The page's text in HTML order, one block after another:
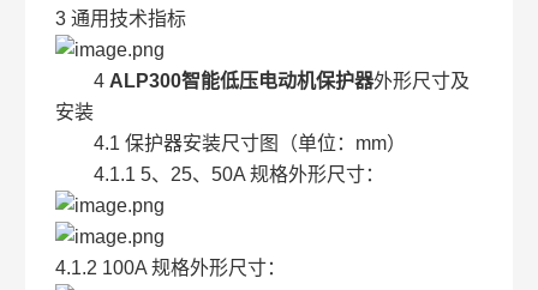
3 通用技术指标
4 ALP300智能低压电动机保护器外形尺寸及
安装
4.1 保护器安装尺寸图（单位：mm）
4.1.1 5、25、50A 规格外形尺寸：
4.1.2 100A 规格外形尺寸：